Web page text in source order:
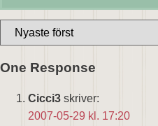
One Response
Cicci3 skriver:
2007-05-29 kl. 17:20